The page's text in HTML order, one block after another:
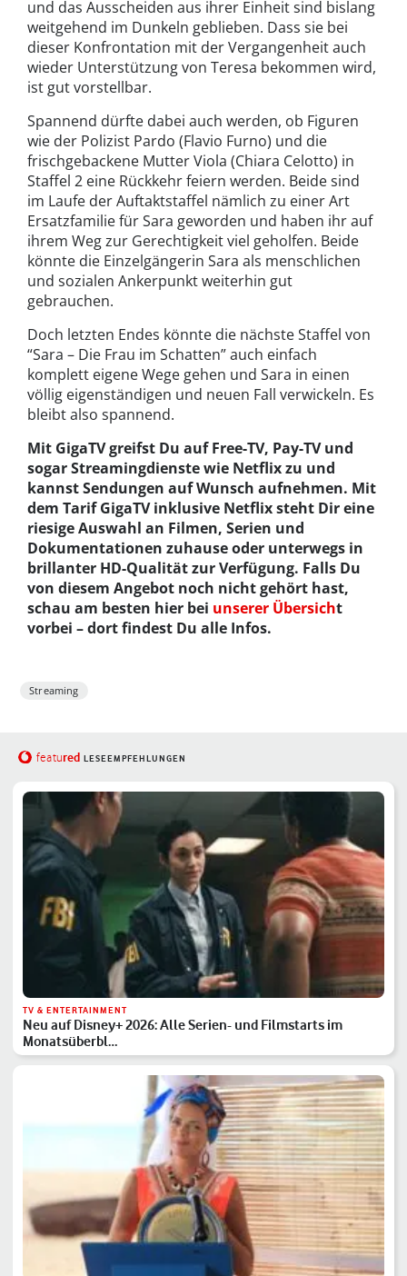
und das Ausscheiden aus ihrer Einheit sind bislang
weitgehend im Dunkeln geblieben. Dass sie bei
dieser Konfrontation mit der Vergangenheit auch
wieder Unterstützung von Teresa bekommen wird,
ist gut vorstellbar.
Spannend dürfte dabei auch werden, ob Figuren
wie der Polizist Pardo (Flavio Furno) und die
frischgebackene Mutter Viola (Chiara Celotto) in
Staffel 2 eine Rückkehr feiern werden. Beide sind
im Laufe der Auftaktstaffel nämlich zu einer Art
Ersatzfamilie für Sara geworden und haben ihr auf
ihrem Weg zur Gerechtigkeit viel geholfen. Beide
könnte die Einzelgängerin Sara als menschlichen
und sozialen Ankerpunkt weiterhin gut
gebrauchen.
Doch letzten Endes könnte die nächste Staffel von
“Sara – Die Frau im Schatten” auch einfach
komplett eigene Wege gehen und Sara in einen
völlig eigenständigen und neuen Fall verwickeln. Es
bleibt also spannend.
Mit GigaTV greifst Du auf Free-TV, Pay-TV und
sogar Streamingdienste wie Netflix zu und
kannst Sendungen auf Wunsch aufnehmen. Mit
dem Tarif GigaTV inklusive Netflix steht Dir eine
riesige Auswahl an Filmen, Serien und
Dokumentationen zuhause oder unterwegs in
brillanter HD-Qualität zur Verfügung. Falls Du
von diesem Angebot noch nicht gehört hast,
schau am besten hier bei unserer Übersicht
vorbei – dort findest Du alle Infos.
Streaming
featured LESEEMPFEHLUNGEN
TV & ENTERTAINMENT
Neu auf Disney+ 2026: Alle Serien- und Filmstarts im
Monatsüberbl…